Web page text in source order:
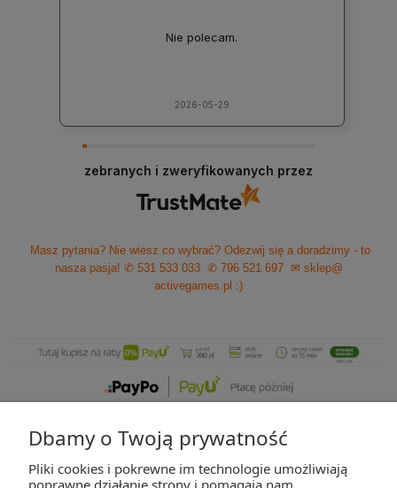
Nie polecam.
2026-05-29
zebranych i zweryfikowanych przez
Masz pytania? Nie wiesz co wybrać? Odezwij się a doradzimy - to
nasza pasja! ✆ 531 533 033 ✆ 796 521 697
✉ sklep@
activegames.pl :)
ZAKUPY
Dbamy o Twoją prywatność
Pliki cookies i pokrewne im technologie umożliwiają
poprawne działanie strony i pomagają nam